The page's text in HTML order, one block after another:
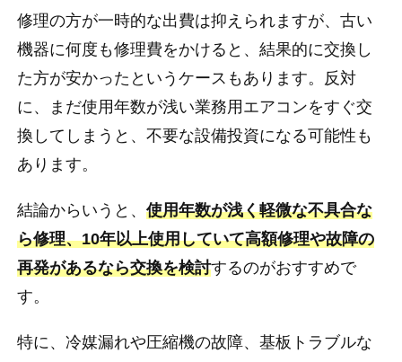
修理の方が一時的な出費は抑えられますが、古い
機器に何度も修理費をかけると、結果的に交換し
た方が安かったというケースもあります。反対
に、まだ使用年数が浅い業務用エアコンをすぐ交
換してしまうと、不要な設備投資になる可能性も
あります。
結論からいうと、使用年数が浅く軽微な不具合な
ら修理、10年以上使用していて高額修理や故障の
再発があるなら交換を検討するのがおすすめで
す。
特に、冷媒漏れや圧縮機の故障、基板トラブルな